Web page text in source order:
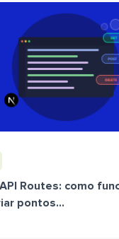
Routes: como
pontos...